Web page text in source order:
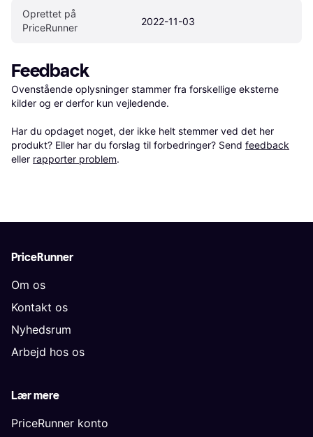
Oprettet på
PriceRunner
2022-11-03
Feedback
Ovenstående oplysninger stammer fra forskellige eksterne
kilder og er derfor kun vejledende.
Har du opdaget noget, der ikke helt stemmer ved det her
produkt? Eller har du forslag til forbedringer? Send feedback
eller rapporter problem.
PriceRunner
Om os
Kontakt os
Nyhedsrum
Arbejd hos os
Lær mere
PriceRunner konto